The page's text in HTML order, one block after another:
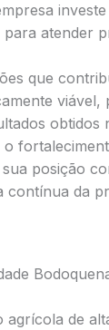
atender
que
obtidos
posição
da
de